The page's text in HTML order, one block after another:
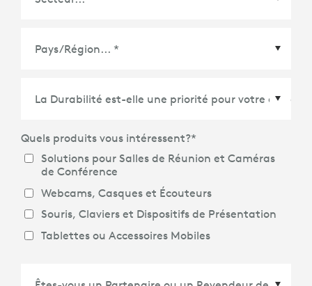
Quels produits vous intéressent?*
Solutions pour Salles de Réunion et Caméras
de Conférence
Webcams, Casques et Écouteurs
Souris, Claviers et Dispositifs de Présentation
Tablettes ou Accessoires Mobiles